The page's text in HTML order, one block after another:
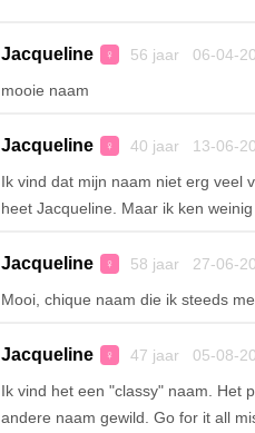
Jacqueline ♀ 56 jaar 06-04-
mooie naam
Jacqueline ♀ 40 jaar 13-06-
Ik vind dat mijn naam niet erg veel
heet Jacqueline. Maar ik ken
Jacqueline ♀ 58 jaar 27-06-
Mooi, chique naam die ik steeds
Jacqueline ♀ 47 jaar 05-08-
Ik vind het een "classy" naam. Het
andere naam gewild. Go for it all